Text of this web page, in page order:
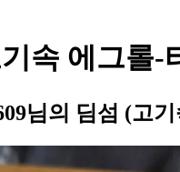
속 에그롤-
님의 딤섬 (고